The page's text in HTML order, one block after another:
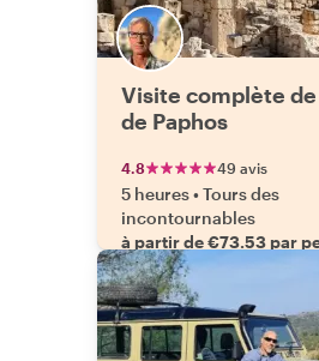
Visite complète
de Paphos
4.8 49 avis
5 heures•Tours des
incontournables
à partir de €73.53 par